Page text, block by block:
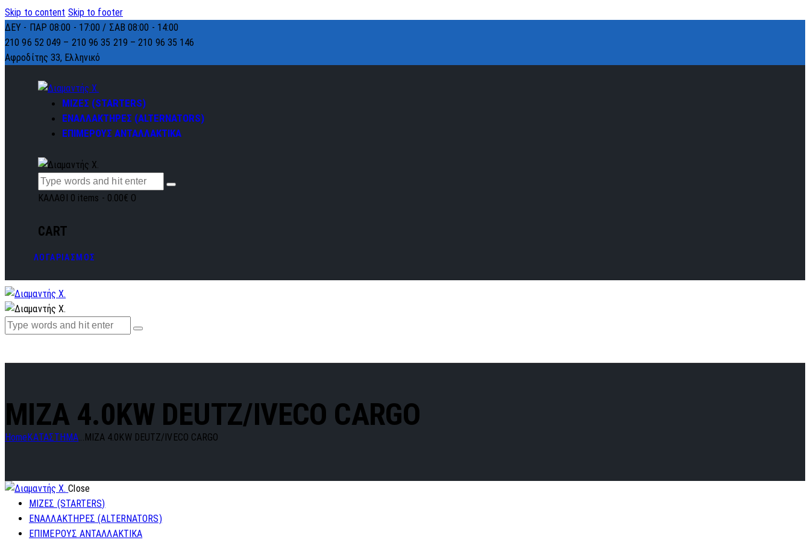
Skip to content Skip to footer
ΔΕΥ - ΠΑΡ 08:00 - 17:00 / ΣΑΒ 08:00 - 14:00
210 96 52 049 – 210 96 35 219 –210 96 35 146
Αφροδίτης 33, Ελληνικό
ΜΙΖΕΣ (STARTERS)
ΕΝΑΛΛΑΚΤΗΡΕΣ (ALTERNATORS)
ΕΠΙΜΕΡΟΥΣ ΑΝΤΑΛΛΑΚΤΙΚΑ
ΚΑΛΑΘΙ 0 items - 0.00€ 0
CART
ΛΟΓΑΡΙΑΣΜΟΣ
MIZA 4.0KW DEUTZ/IVECO CARGO
Home ΚΑΤΑΣΤΗΜΑ... MIZA 4.0KW DEUTZ/IVECO CARGO
Close
ΜΙΖΕΣ (STARTERS)
ΕΝΑΛΛΑΚΤΗΡΕΣ (ALTERNATORS)
ΕΠΙΜΕΡΟΥΣ ΑΝΤΑΛΛΑΚΤΙΚΑ